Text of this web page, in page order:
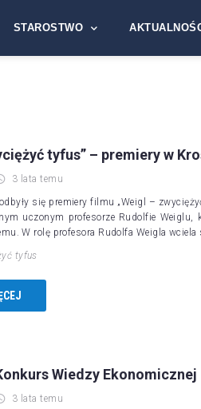
STAROSTWO
tyfus” – premiery w
3 lata temu
się premiery filmu „Weigl –
uczonym profesorze Rudolfie Weiglu,
W rolę profesora Rudolfa Weigla wciela
tyfus
Wiedzy Ekonomicznej
3 lata temu